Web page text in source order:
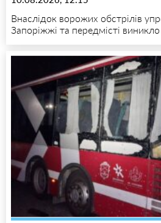
Внаслідок ворожих обстрілів
Запоріжжі та передмісті